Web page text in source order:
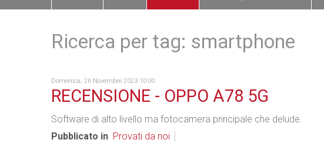
Ricerca per tag: smartphone
Domenica, 26 Novembre 2023 10:00
RECENSIONE - OPPO A78 5G
Software di alto livello ma fotocamera principale che delude.
Pubblicato in Provati da noi